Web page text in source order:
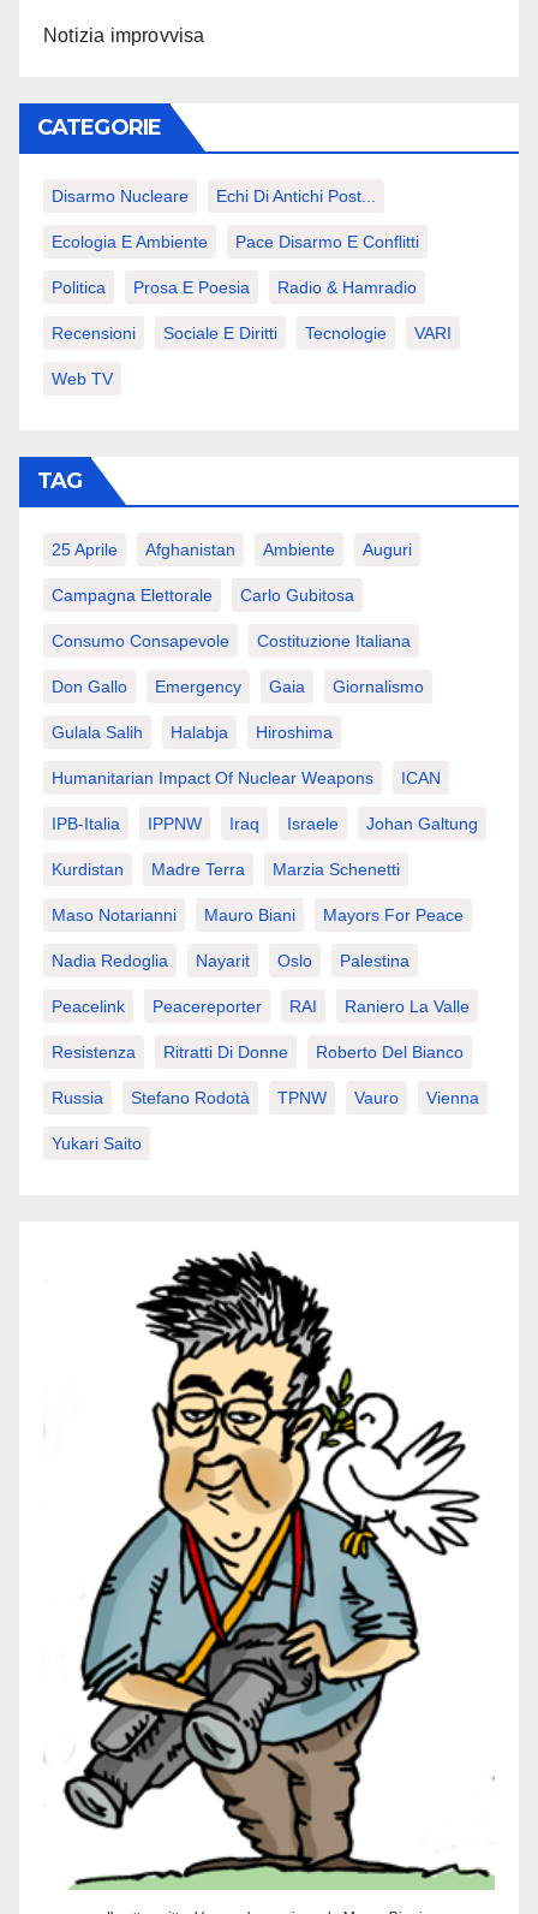
Notizia improvvisa
CATEGORIE
Disarmo Nucleare Echi Di Antichi Post...
Ecologia E Ambiente Pace Disarmo E Conflitti
Politica Prosa E Poesia Radio & Hamradio
Recensioni Sociale E Diritti Tecnologie VARI
Web TV
TAG
25 Aprile Afghanistan Ambiente Auguri
Campagna Elettorale Carlo Gubitosa
Consumo Consapevole Costituzione Italiana
Don Gallo Emergency Gaia Giornalismo
Gulala Salih Halabja Hiroshima
Humanitarian Impact Of Nuclear Weapons ICAN
IPB-Italia IPPNW Iraq Israele Johan Galtung
Kurdistan Madre Terra Marzia Schenetti
Maso Notarianni Mauro Biani Mayors For Peace
Nadia Redoglia Nayarit Oslo Palestina
Peacelink Peacereporter RAI Raniero La Valle
Resistenza Ritratti Di Donne Roberto Del Bianco
Russia Stefano Rodotà TPNW Vauro Vienna
Yukari Saito